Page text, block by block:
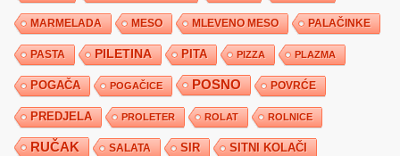
MARMELADA MESO MLEVENO MESO PALAČINKE
PASTA PILETINA PITA PIZZA PLAZMA
POGAČA POGAČICE POSNO POVRĆE
PREDJELA PROLETER ROLAT ROLNICE
RUČAK SALATA SIR SITNI KOLAČI